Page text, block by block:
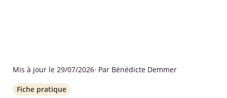
Mis à jour le 29/07/2026· Par Bénédicte Demmer
Fiche pratique